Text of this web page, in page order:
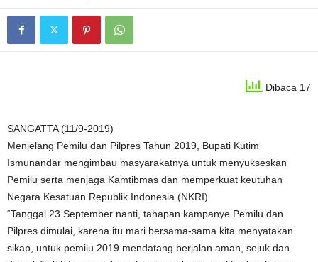
Dibaca 17
SANGATTA (11/9-2019)
Menjelang Pemilu dan Pilpres Tahun 2019, Bupati Kutim
Ismunandar mengimbau masyarakatnya untuk menyukseskan
Pemilu serta menjaga Kamtibmas dan memperkuat keutuhan
Negara Kesatuan Republik Indonesia (NKRI).
“Tanggal 23 September nanti, tahapan kampanye Pemilu dan
Pilpres dimulai, karena itu mari bersama-sama kita menyatakan
sikap, untuk pemilu 2019 mendatang berjalan aman, sejuk dan